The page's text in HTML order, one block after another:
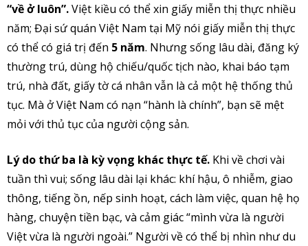
“về ở luôn”.Việt kiều có thể xin giấy miễn thị thực nhiều
năm; Đại sứ quán Việt Nam tại Mỹ nói giấy miễn thị thực
có thể có giá trị đến 5 năm. Nhưng sống lâu dài, đăng ký
thường trú, dùng hộ chiếu/quốc tịch nào, khai báo tạm
trú, nhà đất, giấy tờ cá nhân vẫn là cả một hệ thống thủ
tục. Mà ở Việt Nam có nạn “hành là chính”, bạn sẽ mệt
mỏi với thủ tục của người cộng sản.
Lýdo thứ ba là kỳ vọng khác thực tế. Khi về chơi vài
tuần thì vui; sống lâu dài lại khác: khí hậu, ô nhiễm, giao
thông, tiếng ồn, nếp sinh hoạt, cách làm việc, quan hệ họ
hàng, chuyện tiền bạc, và cảm giác “mình vừa là người
Việt vừa là người ngoài.” Người về có thể bị nhìn như du